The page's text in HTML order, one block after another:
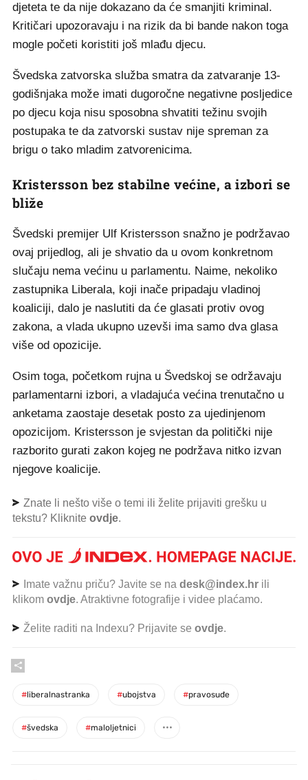
djeteta te da nije dokazano da će smanjiti kriminal.
Kritičari upozoravaju i na rizik da bi bande nakon toga
mogle početi koristiti još mlađu djecu.
Švedska zatvorska služba smatra da zatvaranje 13-
godišnjaka može imati dugoročne negativne posljedice
po djecu koja nisu sposobna shvatiti težinu svojih
postupaka te da zatvorski sustav nije spreman za
brigu o tako mladim zatvorenicima.
Kristersson bez stabilne većine, a izbori se
bliže
Švedski premijer Ulf Kristersson snažno je podržavao
ovaj prijedlog, ali je shvatio da u ovom konkretnom
slučaju nema većinu u parlamentu. Naime, nekoliko
zastupnika Liberala, koji inače pripadaju vladinoj
koaliciji, dalo je naslutiti da će glasati protiv ovog
zakona, a vlada ukupno uzevši ima samo dva glasa
više od opozicije.
Osim toga, početkom rujna u Švedskoj se održavaju
parlamentarni izbori, a vladajuća većina trenutačno u
anketama zaostaje desetak posto za ujedinjenom
opozicijom. Kristersson je svjestan da politički nije
razborito gurati zakon kojeg ne podržava nitko izvan
njegove koalicije.
Znate li nešto više o temi ili želite prijaviti grešku u
tekstu? Kliknite ovdje.
Imate važnu priču? Javite se na desk@index.hr ili
klikom ovdje. Atraktivne fotografije i videe plaćamo.
Želite raditi na Indexu? Prijavite se ovdje.
#liberalnastranka #ubojstva #pravosuđe
#švedska #maloljetnici